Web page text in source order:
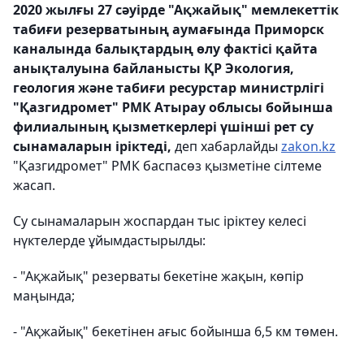
2020 жылғы 27 сәуірде "Ақжайық" мемлекеттік
табиғи резерватының аумағында Приморск
каналында балықтардың өлу фактісі қайта
анықталуына байланысты ҚР Экология,
геология және табиғи ресурстар министрлігі
"Қазгидромет" РМК Атырау облысы бойынша
филиалының қызметкерлері үшінші рет су
сынамаларын іріктеді, деп хабарлайды zakon.kz
"Қазгидромет" РМК баспасөз қызметіне сілтеме
жасап.
Су сынамаларын жоспардан тыс іріктеу келесі
нүктелерде ұйымдастырылды:
- "Ақжайық" резерваты бекетіне жақын, көпір
маңында;
- "Ақжайық" бекетінен ағыс бойынша 6,5 км төмен.